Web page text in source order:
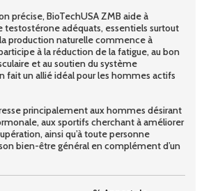
précise, BioTechUSA ZMB aide à
testostérone adéquats, essentiels surtout
production naturelle commence à
à la réduction de la fatigue, au bon
et au soutien du système
fait un allié idéal pour les hommes actifs
principalement aux hommes désirant
aux sportifs cherchant à améliorer
ainsi qu’à toute personne
bien-être général en complément d’un